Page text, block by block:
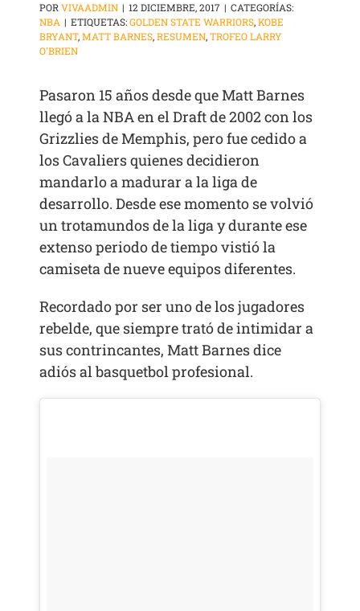
PORVIVAADMIN | 12 DICIEMBRE, 2017 | CATEGORÍAS:
NBA | ETIQUETAS:GOLDEN STATE WARRIORS,KOBE
BRYANT,MATT BARNES,RESUMEN,TROFEO LARRY
O'BRIEN
Pasaron 15 años desde que Matt Barnes
llegó a la NBA en el Draft de 2002 con los
Grizzlies de Memphis, pero fue cedido a
los Cavaliers quienes decidieron
mandarlo a madurar a la liga de
desarrollo. Desde ese momento se volvió
un trotamundos de la liga y durante ese
extenso periodo de tiempo vistió la
camiseta de nueve equipos diferentes.
Recordado por ser uno de los jugadores
rebelde, que siempre trató de intimidar a
sus contrincantes, Matt Barnes dice
adiós al basquetbol profesional.